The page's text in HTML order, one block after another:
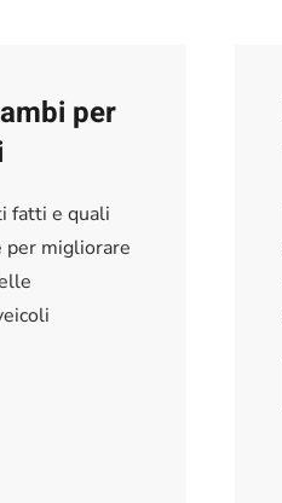
per
fatti e quali
per migliorare